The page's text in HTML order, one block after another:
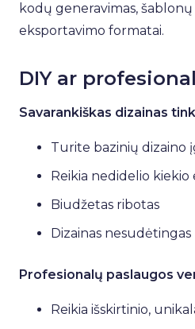
kodų generavimas,
eksportavimo formatai.
DIY ar
Savarankiškas dizainas
Turite bazinių dizaino
Reikia nedidelio kiekio
Biudžetas ribotas
Dizainas nesudėtingas
Profesionalų paslaugos
Reikia išskirtinio,